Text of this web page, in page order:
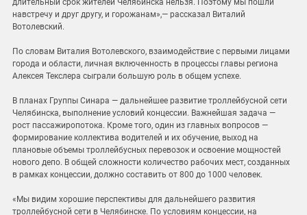
длительный срок жителей Челябинска нельзя. Поэтому мы пошли
навстречу и друг другу, и горожанам»,— рассказал Виталий
Вотолевский.
По словам Виталия Вотолевского, взаимодействие с первыми лицами
города и области, личная включенность в процессы главы региона
Алексея Текслера сыграли большую роль в общем успехе.
В планах Группы Синара — дальнейшее развитие троллейбусной сети
Челябинска, выполнение условий концессии. Важнейшая задача —
рост пассажиропотока. Кроме того, один из главных вопросов —
формирование коллектива водителей и их обучение, выход на
плановые объемы троллейбусных перевозок и освоение мощностей
нового депо. В общей сложности количество рабочих мест, созданных
в рамках концессии, должно составить от 800 до 1000 человек.
«Мы видим хорошие перспективы для дальнейшего развития
троллейбусной сети в Челябинске. По условиям концессии, на